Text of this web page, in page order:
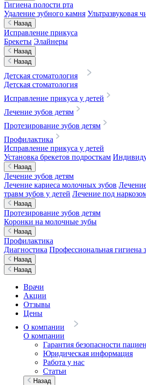
Гигиена полости рта
Удаление зубного камня Ультразвуковая
Назад
Исправление прикуса
Брекеты Элайнеры
Назад
Назад
Детская стоматология
Детская стоматология
Исправление прикуса у детей
Лечение зубов детям
Протезирование зубов детям
Профилактика
Исправление прикуса у детей
Установка брекетов подросткам
Назад
Лечение зубов детям
Лечение кариеса молочных зубов
травм зубов у детей Лечение под
Назад
Протезирование зубов детям
Коронки на молочные зубы
Назад
Профилактика
Диагностика Профессиональная гигиена
Назад
Назад
Врачи
Акции
Отзывы
Цены
О компании
О компании
Гарантия безопасности
Юридическая информация
Работа у нас
Статьи
Назад